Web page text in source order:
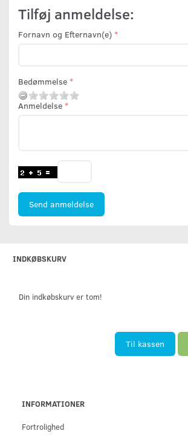
Tilføj anmeldelse:
Fornavn og Efternavn(e)
Bedømmelse
Anmeldelse
Send anmeldelse
INDKØBSKURV
Din indkøbskurv er tom!
Til kassen
INFORMATIONER
Fortrolighed